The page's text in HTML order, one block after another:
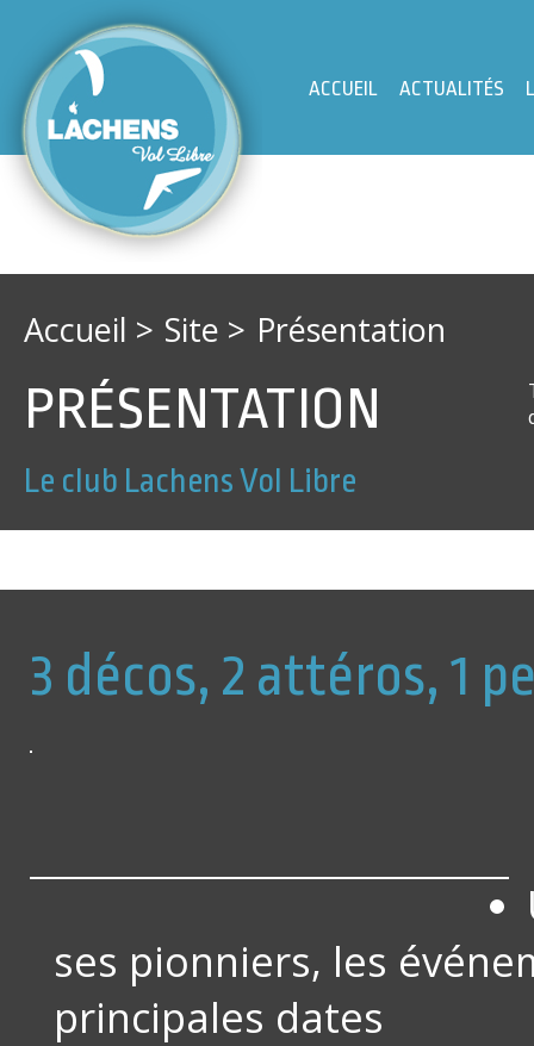
ACCUEIL ACTUALITÉS
Accueil > Site > Présentation
PRÉSENTATION
Le club Lachens Vol Libre
3 décos, 2 attéros, 1
ses pionniers, les
principales dates